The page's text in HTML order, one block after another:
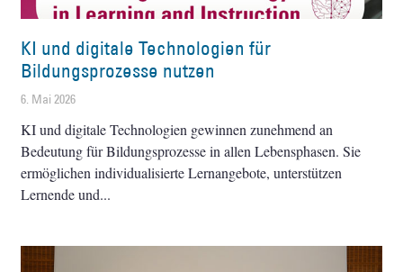
KI und digitale Technologien für
Bildungsprozesse nutzen
6. Mai 2026
KI und digitale Technologien gewinnen zunehmend an
Bedeutung für Bildungsprozesse in allen Lebensphasen. Sie
ermöglichen individualisierte Lernangebote, unterstützen
Lernende und